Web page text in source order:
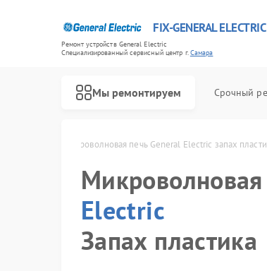
FIX-GENERAL ELECTRIC
Ремонт устройств General Electric
Специализированный cервисный центр г.Самара
Мы ремонтируем Срочный
Микроволновая печь General Electric запах
Микроволновая
Electric
Запах пластика